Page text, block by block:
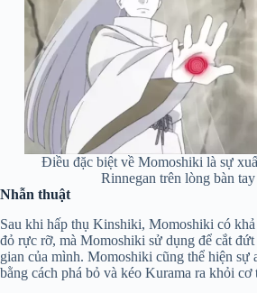
Điều đặc biệt về Momoshiki là sự
Rinnegan trên lòng bàn tay
Nhẫn thuật
Sau khi hấp thụ Kinshiki, Momoshiki có
đỏ rực rỡ, mà Momoshiki sử dụng để cắt
gian của mình. Momoshiki cũng thể hiện sự
bằng cách phá bỏ và kéo Kurama ra khỏi cơ